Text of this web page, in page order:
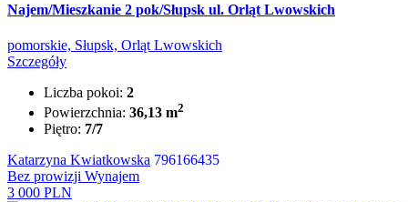
Najem/Mieszkanie 2 pok/Słupsk ul. Orląt Lwowskich
pomorskie, Słupsk, Orląt Lwowskich
Szczegóły
Liczba pokoi: 2
Powierzchnia: 36,13 m2
Piętro: 7/7
Katarzyna Kwiatkowska 796166435
Bez prowizji Wynajem
3 000 PLN